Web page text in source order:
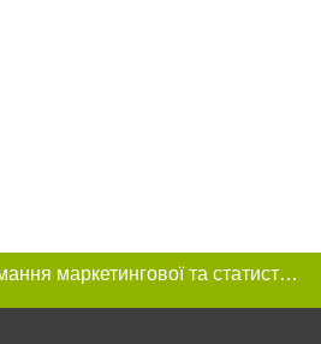
Цей сайт використовує «cookies». Також веб-сайт використовує інтернет-сервіс для збору технічних даних стосовно відвідувачів з метою отримання маркетингової та статистичної інформації. Умови обробки даних відвідувачів сайту див.